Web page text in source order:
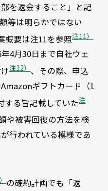
を返金すること」と記
等は明らかではない
概要は注11を参照注11）
4月30日まで自社ウェ
注12） 、その際、申込
ギフトカード（1
する旨記載していた注
や被害回復の方法を検
行われている模様であ
の確約計画でも「返